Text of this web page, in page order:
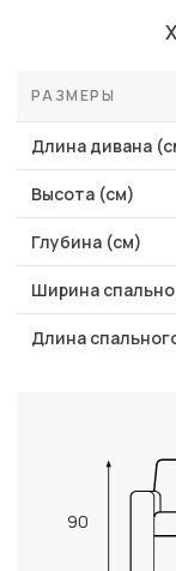
РАЗМЕРЫ
Длина дивана
Высота (см)
Глубина (см)
Ширина
Длина
90